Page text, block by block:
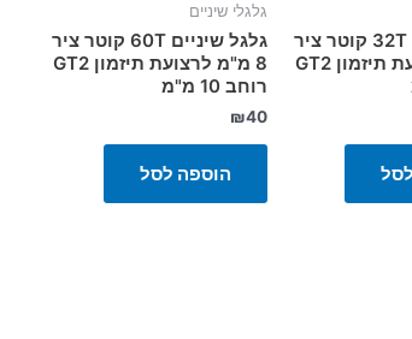
גלגל שיניים 32T קוטר ציר
5 מ"מ לרצועת תיזמון GT2
גלגלי שיניים
גלגל שיניים 60T קוטר ציר
8 מ"מ לרצועת תיזמון GT2
רוחב 10 מ"מ
₪40
הוספה לסל